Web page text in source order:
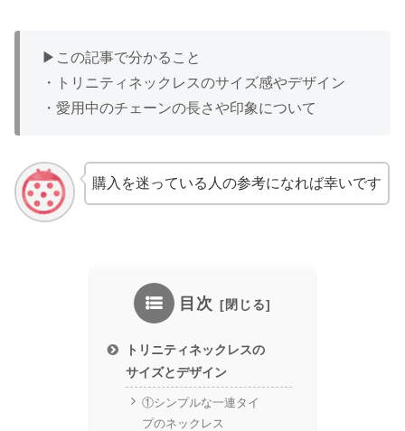
▶︎この記事で分かること
・トリニティネックレスのサイズ感やデザイン
・愛用中のチェーンの長さや印象について
購入を迷っている人の参考になれば幸いです
目次
トリニティネックレスの
サイズとデザイン
①シンプルな一連タイ
プのネックレス